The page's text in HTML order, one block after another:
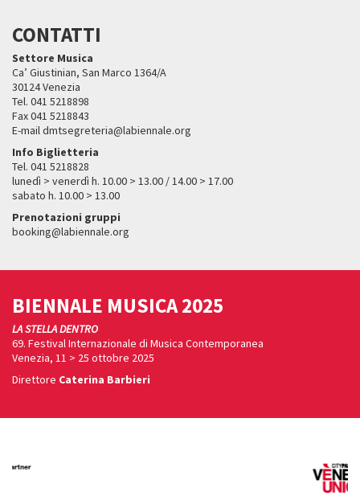
CONTATTI
Settore Musica
Ca’ Giustinian, San Marco 1364/A
30124 Venezia
Tel. 041 5218898
Fax 041 5218843
E-mail dmtsegreteria@labiennale.org
Info Biglietteria
Tel. 041 5218828
lunedì > venerdì h. 10.00 > 13.00 / 14.00 > 17.00
sabato h. 10.00 > 13.00
Prenotazioni gruppi
booking@labiennale.org
BIENNALE MUSICA 2025
LA STELLA DENTRO
69. Festival Internazionale di Musica Contemporanea
Venezia, 11 > 25 ottobre 2025
Direttore Caterina Barbieri